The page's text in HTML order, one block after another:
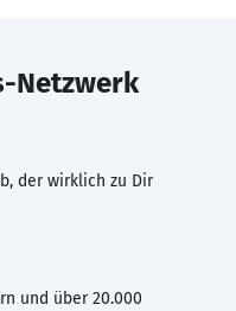
Netzwerk
der wirklich zu Dir
und über 20.000